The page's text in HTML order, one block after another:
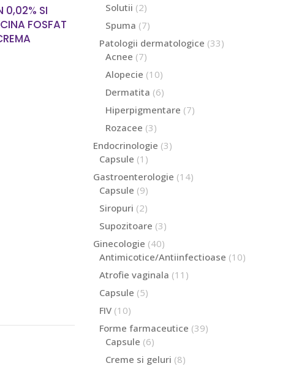
0,02% SI
FOSFAT
Solutii 22
Spuma 77
produse
Patologii dermatologice 3333
Acnee 77
Alopecie 1010
Dermatita 66
Hiperpigmentare 77
Rozacee 33
Endocrinologie 33
Capsule 1 1
produs
Gastroenterologie 1414
Capsule 99
Siropuri 22
Supozitoare 33
Ginecologie 4040
de
Antimicotice/Antiinfectioase 1010
Atrofie vaginala 11 11
Capsule 55
FIV 1010
produse
Forme farmaceutice 3939
Capsule 66
produse
Creme si geluri 88